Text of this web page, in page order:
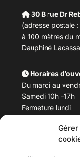
30 B rue Dr
(adresse postale
à 100 mètres du
Dauphiné
Horaires
Du mardi au
Samedi 10h –17h
Fermeture lundi
Téléphone :